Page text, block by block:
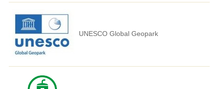
UNESCO Global Geopark